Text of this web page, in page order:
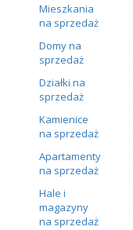
Mieszkania
na sprzedaż
Domy na
sprzedaż
Działki na
sprzedaż
Kamienice
na sprzedaż
Apartamenty
na sprzedaż
Hale i
magazyny
na sprzedaż